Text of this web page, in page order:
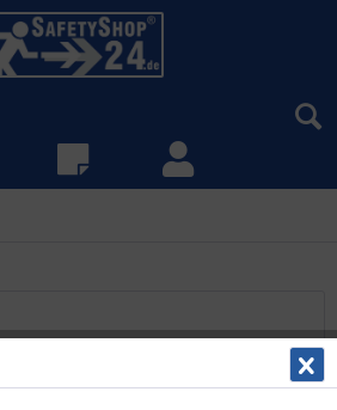
(E007) gemäß ASR